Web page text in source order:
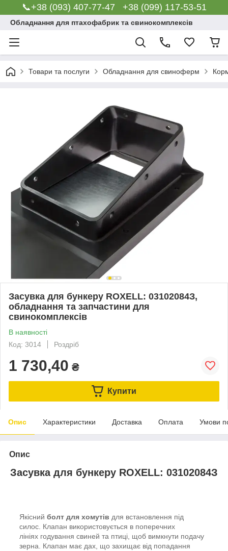
📞+38 (093) 407-77-47 +38 (099) 117-53-51
Обладнання для птахофабрик та свинокомплексів
Товари та послуги Обладнання для свиноферм
Засувка для бункеру ROXELL: 03102084З,
обладнання та запчастини для
свинокомплексів
В наявності
Код: 3014
Роздріб
1 730,40 ₴
Купити
Опис Характеристики Доставка Оплата Умови
Опис
Засувка для бункеру ROXELL: 03102084З
Якісний болт для хомутів для встановлення під
силос. Клапан використовується в поперечних
лініях годування свиней та птиці, щоб вимкнути подачу
зерна. Клапан має дах, що захищає від попадання